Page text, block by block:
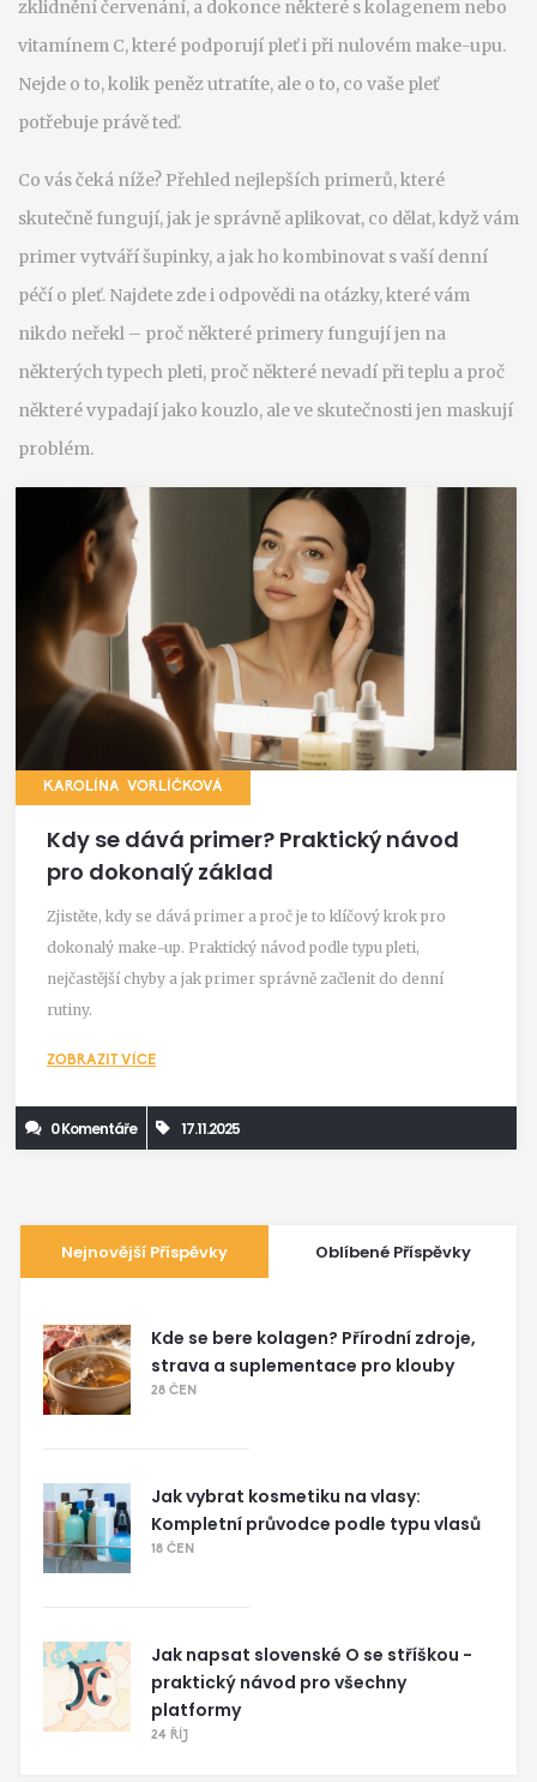
zklidnění červenání, a dokonce některé s kolagenem nebo
vitamínem C, které podporují pleť i při nulovém make-upu.
Nejde o to, kolik peněz utratíte, ale o to, co vaše pleť
potřebuje právě teď.
Co vás čeká níže? Přehled nejlepších primerů, které
skutečně fungují, jak je správně aplikovat, co dělat, když vám
primer vytváří šupinky, a jak ho kombinovat s vaší denní
péčí o pleť. Najdete zde i odpovědi na otázky, které vám
nikdo neřekl – proč některé primery fungují jen na
některých typech pleti, proč některé nevadí při teplu a proč
některé vypadají jako kouzlo, ale ve skutečnosti jen maskují
problém.
KAROLÍNA VORLÍČKOVÁ
Kdy se dává primer? Praktický návod
pro dokonalý základ
Zjistěte, kdy se dává primer a proč je to klíčový krok pro
dokonalý make-up. Praktický návod podle typu pleti,
nejčastější chyby a jak primer správně začlenit do denní
rutiny.
ZOBRAZIT VÍCE
0 Komentáře 17.11.2025
Nejnovější Příspěvky Oblíbené Příspěvky
Kde se bere kolagen? Přírodní zdroje,
strava a suplementace pro klouby
28 ČEN
Jak vybrat kosmetiku na vlasy:
Kompletní průvodce podle typu vlasů
18 ČEN
Jak napsat slovenské O se stříškou -
praktický návod pro všechny
platformy
24 ŘÍJ